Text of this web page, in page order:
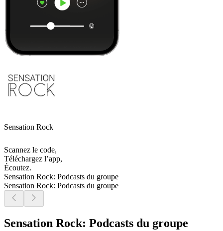
Sensation Rock
Scannez le code,
Téléchargez l’app,
Écoutez.
Sensation Rock: Podcasts du groupe
Sensation Rock: Podcasts du groupe
Sensation Rock: Podcasts du groupe